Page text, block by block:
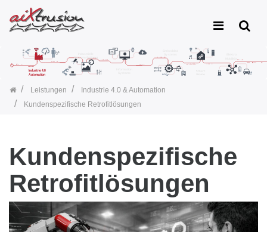
Leistungen
Industrie 4.0 & Automation
Kundenspezifische Retrofitlösungen
Kundenspezifische
Retrofitlösungen